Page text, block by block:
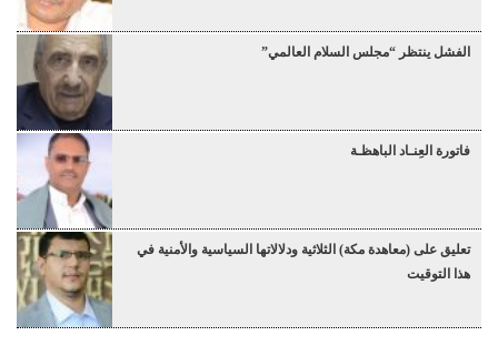
الفشل ينتظر “مجلس السلام العالمي”
فاتورة العِنـاد الباهظـة
تعليق على (معاهدة مكة) الثلاثية ودلالاتها السياسية والأمنية في
هذا التوقيت